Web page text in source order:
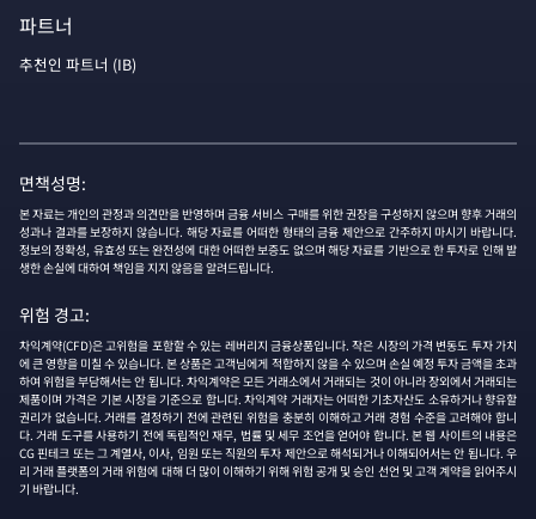
파트너
추천인 파트너 (IB)
면책성명:
본 자료는 개인의 관정과 의견만을 반영하며 금융 서비스 구매를 위한 권장을 구성하지 않으며 향후 거래의
성과나 결과를 보장하지 않습니다. 해당 자료를 어떠한 형태의 금융 제안으로 간주하지 마시기 바랍니다.
정보의 정확성, 유효성 또는 완전성에 대한 어떠한 보증도 없으며 해당 자료를 기반으로 한 투자로 인해 발
생한 손실에 대하여 책임을 지지 않음을 알려드립니다.
위험 경고:
차익계약(CFD)은 고위험을 포함할 수 있는 레버리지 금융상품입니다. 작은 시장의 가격 변동도 투자 가치
에 큰 영향을 미칠 수 있습니다. 본 상품은 고객님에게 적합하지 않을 수 있으며 손실 예정 투자 금액을 초과
하여 위험을 부담해서는 안 됩니다. 차익계약은 모든 거래소에서 거래되는 것이 아니라 장외에서 거래되는
제품이며 가격은 기본 시장을 기준으로 합니다. 차익계약 거래자는 어떠한 기초자산도 소유하거나 향유할
권리가 없습니다. 거래를 결정하기 전에 관련된 위험을 충분히 이해하고 거래 경험 수준을 고려해야 합니
다. 거래 도구를 사용하기 전에 독립적인 재무, 법률 및 세무 조언을 얻어야 합니다. 본 웹 사이트의 내용은
CG 핀테크 또는 그 계열사, 이사, 임원 또는 직원의 투자 제안으로 해석되거나 이해되어서는 안 됩니다. 우
리 거래 플랫폼의 거래 위험에 대해 더 많이 이해하기 위해 위험 공개 및 승인 선언 및 고객 계약을 읽어주시
기 바랍니다.